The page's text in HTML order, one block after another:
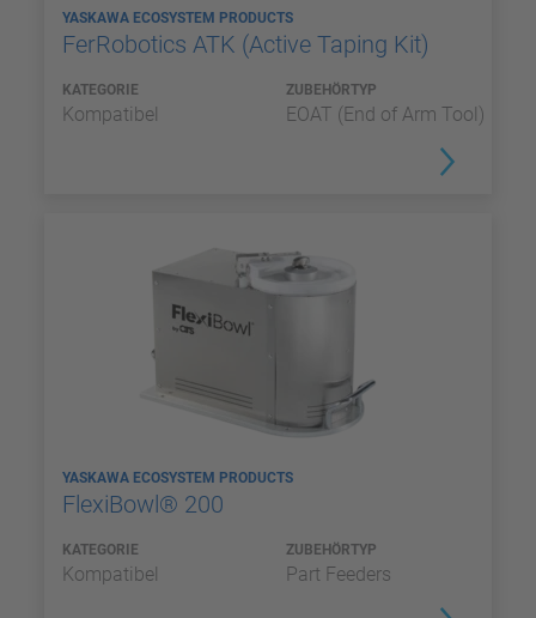
YASKAWA ECOSYSTEM PRODUCTS
FerRobotics ATK (Active Taping Kit)
KATEGORIE
Kompatibel
ZUBEHÖRTYP
EOAT (End of Arm Tool)
YASKAWA ECOSYSTEM PRODUCTS
FlexiBowl® 200
KATEGORIE
Kompatibel
ZUBEHÖRTYP
Part Feeders